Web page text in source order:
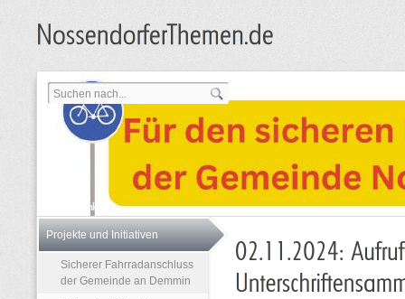
Projekte und Initiativen
Sicherer Fahrradanschluss
der Gemeinde an Demmin